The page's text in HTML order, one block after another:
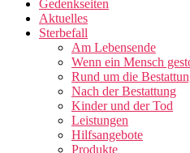
Gedenkseiten
Aktuelles
Sterbefall
Am Lebensende
Wenn ein Mensch
Rund um die
Nach der Bestattung
Kinder und der Tod
Leistungen
Hilfsangebote
Produkte